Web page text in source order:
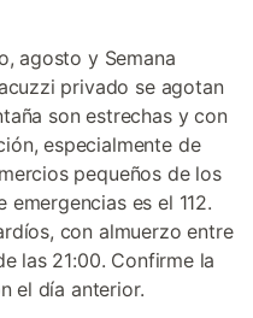
agosto y Semana
privado se agotan
son estrechas y con
especialmente de
pequeños de los
es el 112.
con almuerzo entre
las 21:00. Confirme la
el día anterior.